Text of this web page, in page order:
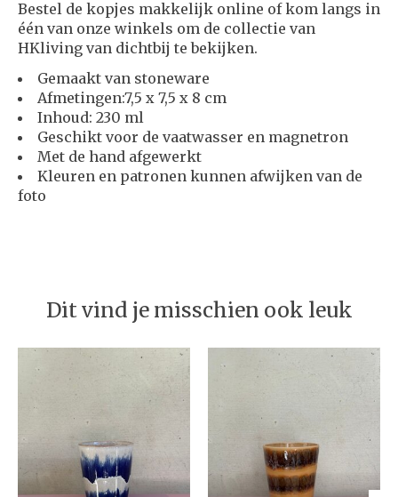
Bestel de kopjes makkelijk online of kom langs in
één van onze winkels om de collectie van
HKliving van dichtbij te bekijken.
Gemaakt van stoneware
Afmetingen:7,5 x 7,5 x 8 cm
Inhoud: 230 ml
Geschikt voor de vaatwasser en magnetron
Met de hand afgewerkt
Kleuren en patronen kunnen afwijken van de
foto
Dit vind je misschien ook leuk
Items van productcarrousel